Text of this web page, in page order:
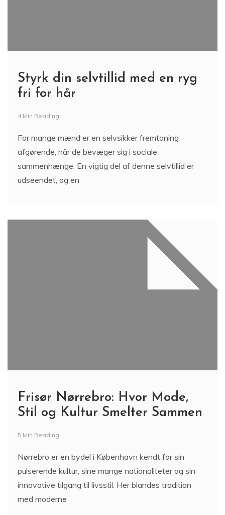
Styrk din selvtillid med en ryg
fri for hår
4 Min Reading
For mange mænd er en selvsikker fremtoning
afgørende, når de bevæger sig i sociale
sammenhænge. En vigtig del af denne selvtillid er
udseendet, og en
Frisør Nørrebro: Hvor Mode,
Stil og Kultur Smelter Sammen
5 Min Reading
Nørrebro er en bydel i København kendt for sin
pulserende kultur, sine mange nationaliteter og sin
innovative tilgang til livsstil. Her blandes tradition
med moderne